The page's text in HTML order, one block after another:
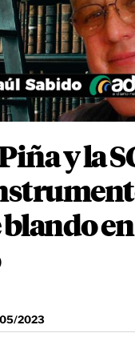
y la
blando en
2023